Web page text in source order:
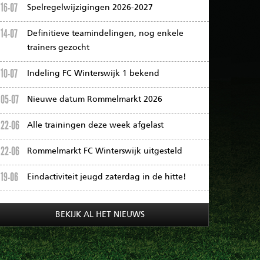
16-07 Spelregelwijzigingen 2026-2027
14-07
Definitieve teamindelingen, nog enkele
trainers gezocht
10-07 Indeling FC Winterswijk 1 bekend
05-07 Nieuwe datum Rommelmarkt 2026
22-06 Alle trainingen deze week afgelast
22-06 Rommelmarkt FC Winterswijk uitgesteld
19-06 Eindactiviteit jeugd zaterdag in de hitte!
BEKIJK AL HET NIEUWS